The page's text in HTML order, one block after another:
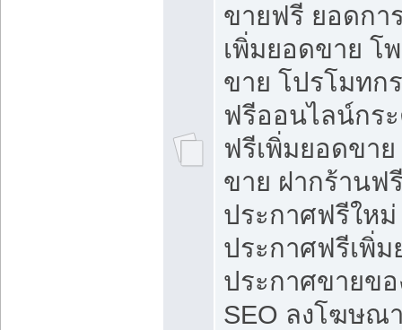
ขายฟรี ยอดกา
เพิ่มยอดขาย โ
ขาย โปรโมทก
ฟรีออนไลน์กร
ฟรีเพิ่มยอดขา
ขาย ฝากร้านฟ
ประกาศฟรีใหม่
ประกาศฟรีเพิ่
ประกาศขายข
SEO ลงโฆษณ